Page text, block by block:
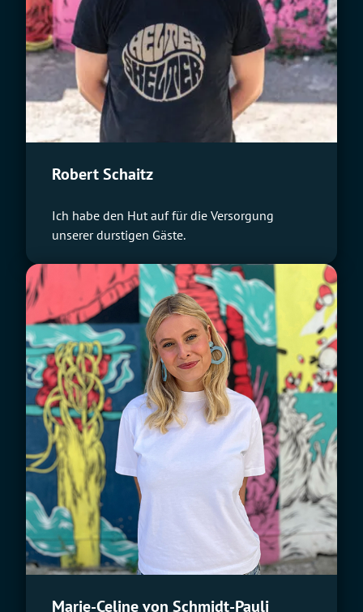
Robert Schaitz
Ich habe den Hut auf für die Versorgung
unserer durstigen Gäste.
Marie-Celine von Schmidt-Pauli